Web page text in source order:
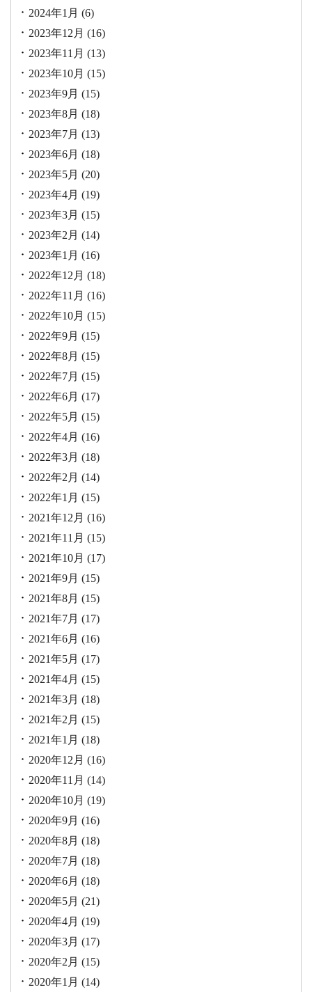
2024年1月 (6)
2023年12月 (16)
2023年11月 (13)
2023年10月 (15)
2023年9月 (15)
2023年8月 (18)
2023年7月 (13)
2023年6月 (18)
2023年5月 (20)
2023年4月 (19)
2023年3月 (15)
2023年2月 (14)
2023年1月 (16)
2022年12月 (18)
2022年11月 (16)
2022年10月 (15)
2022年9月 (15)
2022年8月 (15)
2022年7月 (15)
2022年6月 (17)
2022年5月 (15)
2022年4月 (16)
2022年3月 (18)
2022年2月 (14)
2022年1月 (15)
2021年12月 (16)
2021年11月 (15)
2021年10月 (17)
2021年9月 (15)
2021年8月 (15)
2021年7月 (17)
2021年6月 (16)
2021年5月 (17)
2021年4月 (15)
2021年3月 (18)
2021年2月 (15)
2021年1月 (18)
2020年12月 (16)
2020年11月 (14)
2020年10月 (19)
2020年9月 (16)
2020年8月 (18)
2020年7月 (18)
2020年6月 (18)
2020年5月 (21)
2020年4月 (19)
2020年3月 (17)
2020年2月 (15)
2020年1月 (14)